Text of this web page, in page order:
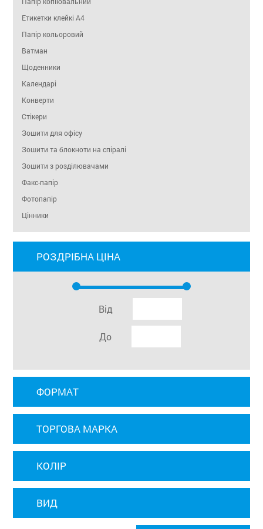
Етикетки клейкі A4
Папір кольоровий
Ватман
Щоденники
Календарі
Конверти
Стікери
Зошити для офісу
Зошити та блокноти на спіралі
Зошити з розділювачами
Факс-папір
Фотопапір
Цінники
РОЗДРІБНА ЦІНА
Від
До
ФОРМАТ
ТОРГОВА МАРКА
КОЛІР
ВИД